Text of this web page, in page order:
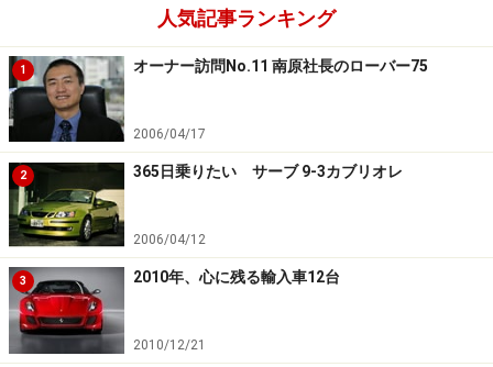
人気記事ランキング
1 オーナー訪問No.11 南原社長のローバー75
2006/04/17
2 365日乗りたい サーブ 9-3カブリオレ
2006/04/12
3 2010年、心に残る輸入車12台
2010/12/21